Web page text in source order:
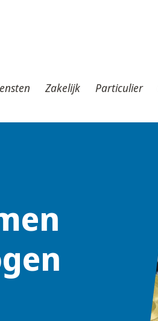
Zakelijk Particulier